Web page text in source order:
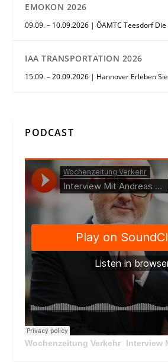
EMOKON 2026
09.09. – 10.09.2026 | ÖAMTC Teesdorf
IAA TRANSPORTATION 2026
15.09. – 20.09.2026 | Hannover Erleben
PODCAST
Wochenzeitung Verkehr · Interview Mit